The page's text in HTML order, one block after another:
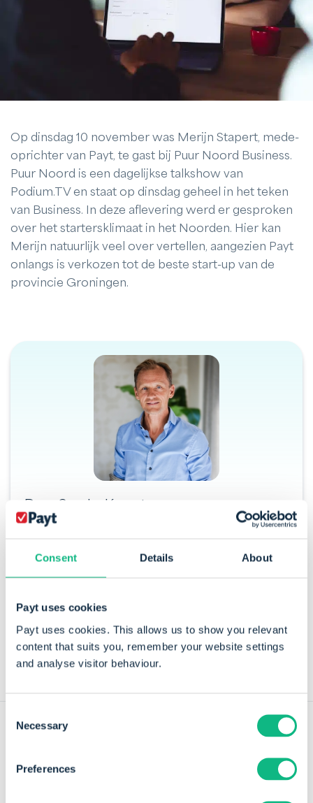
Consent Details About
Payt uses cookies
Payt uses cookies. This allows us to show you relevant
content that suits you, remember your website settings
and analyse visitor behaviour.
Selection
Necessary
Preferences
Op dinsdag 10 november was Merijn Stapert, mede-
oprichter van Payt, te gast bij Puur Noord Business.
Puur Noord is een dagelijkse talkshow van
Podium.TV en staat op dinsdag geheel in het teken
van Business. In deze aflevering werd er gesproken
over het startersklimaat in het Noorden. Hier kan
Merijn natuurlijk veel over vertellen, aangezien Payt
onlangs is verkozen tot de beste start-up van de
provincie Groningen.
Door Sander Kamstra
Sander, directeur en medeoprichter van Payt, heeft
innovatie in de sector gebracht.
Meer nieuws en inzichten uit onze